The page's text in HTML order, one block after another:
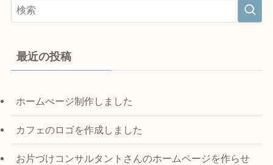
最近の投稿
ホームぺージ制作しました
カフェのロゴを作成しました
お片づけコンサルタントさんのホームページを作らせ